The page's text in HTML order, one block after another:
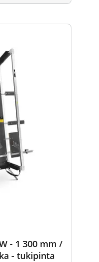
- 1 300 mm /
- tukipinta